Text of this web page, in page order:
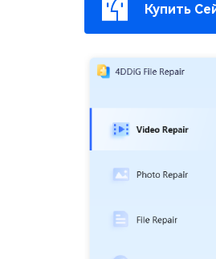
Купить